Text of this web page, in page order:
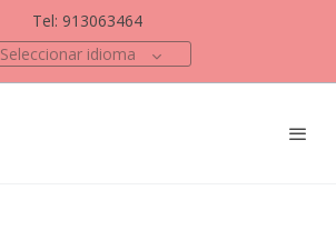
Tel: 913063464
Seleccionar idioma